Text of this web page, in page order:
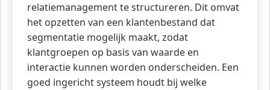
relatiemanagement te structureren. Dit omvat
het opzetten van een klantenbestand dat
segmentatie mogelijk maakt, zodat
klantgroepen op basis van waarde en
interactie kunnen worden onderscheiden. Een
goed ingericht systeem houdt bij welke